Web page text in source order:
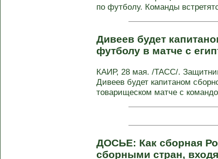
по футболу. Команды
Дивеев будет
футболу в матче с
КАИР, 28 мая. /ТАСС/. Защитник
Дивеев будет капитаном
товарищеском матче с
ДОСЬЕ: Как сборная
сборными стран,